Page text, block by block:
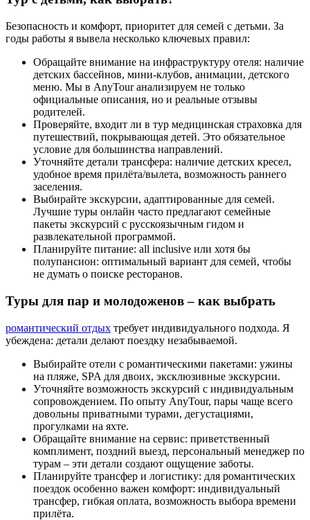
Безопасность и комфорт, приоритет для семей с детьми. За
годы работы я вывела несколько ключевых правил:
Обращайте внимание на инфраструктуру отеля: наличие
детских бассейнов, мини-клубов, анимации, детского
меню. Мы в AnyTour анализируем не только
официальные описания, но и реальные отзывы
родителей.
Проверяйте, входит ли в тур медицинская страховка для
путешествий, покрывающая детей. Это обязательное
условие для большинства направлений.
Уточняйте детали трансфера: наличие детских кресел,
удобное время прилёта/вылета, возможность раннего
заселения.
Выбирайте экскурсии, адаптированные для семей.
Лучшие туры онлайн часто предлагают семейные
пакеты экскурсий с русскоязычным гидом и
развлекательной программой.
Планируйте питание: all inclusive или хотя бы
полупансион: оптимальный вариант для семей, чтобы
не думать о поиске ресторанов.
Туры для пар и молодоженов – как выбрать
романтический отдых требует индивидуального подхода. Я
убеждена: детали делают поездку незабываемой.
Выбирайте отели с романтическими пакетами: ужины
на пляже, SPA для двоих, эксклюзивные экскурсии.
Уточняйте возможность экскурсий с индивидуальным
сопровождением. По опыту AnyTour, пары чаще всего
довольны приватными турами, дегустациями,
прогулками на яхте.
Обращайте внимание на сервис: приветственный
комплимент, поздний выезд, персональный менеджер по
турам – эти детали создают ощущение заботы.
Планируйте трансфер и логистику: для романтических
поездок особенно важен комфорт: индивидуальный
трансфер, гибкая оплата, возможность выбора времени
прилёта.